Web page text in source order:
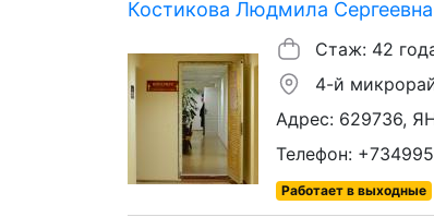
Костикова Людмила Сергеевна
Стаж: 42
4-й
Адрес: 629736,
Телефон:
Работает в выходные